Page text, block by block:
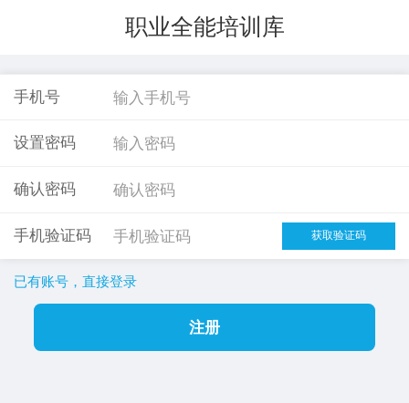
职业全能培训库
手机号
设置密码
确认密码
手机验证码
已有账号，直接登录